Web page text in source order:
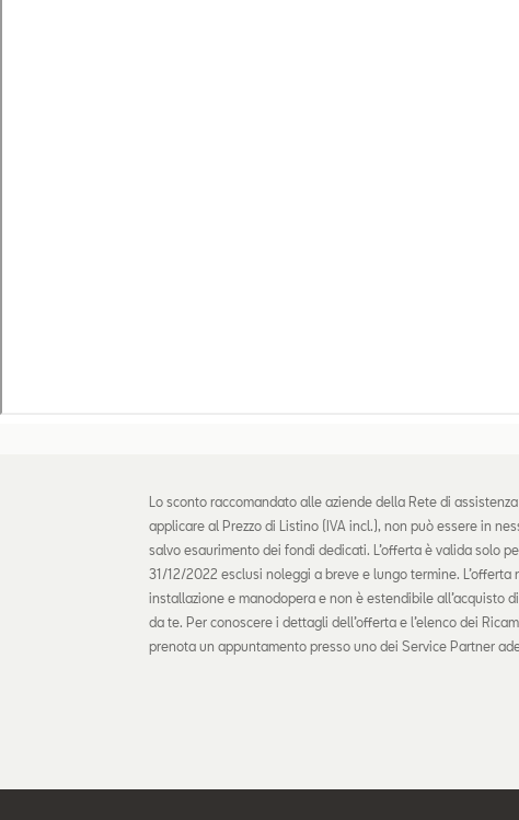
Lo sconto raccomandato alle aziende della Rete di
applicare al Prezzo di Listino (IVA incl.), non può essere in
salvo esaurimento dei fondi dedicati. L’offerta è valida solo
31/12/2022 esclusi noleggi a breve e lungo termine. L’offerta
installazione e manodopera e non è estendibile all’acquisto
da te. Per conoscere i dettagli dell’offerta e l’elenco dei
prenota un appuntamento presso uno dei Service Partner